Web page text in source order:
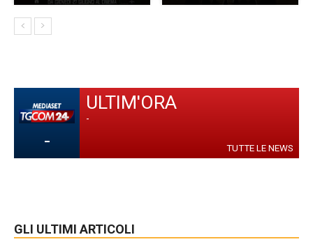
-
ULTIM'ORA
-
TUTTE LE NEWS
GLI ULTIMI ARTICOLI